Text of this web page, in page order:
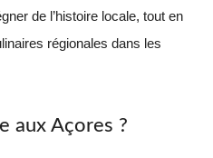
de l’histoire locale, tout en
régionales dans les
aux Açores ?